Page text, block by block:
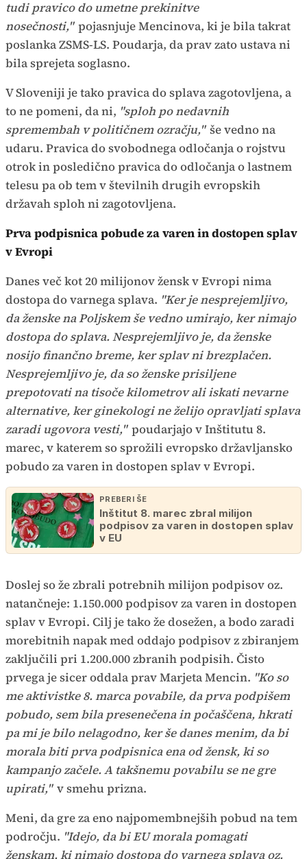
tudi pravico do umetne prekinitve
nosečnosti," pojasnjuje Mencinova, ki je bila takrat
poslanka ZSMS-LS. Poudarja, da prav zato ustava ni
bila sprejeta soglasno.
V Sloveniji je tako pravica do splava zagotovljena, a
to ne pomeni, da ni, "sploh po nedavnih
spremembah v političnem ozračju," še vedno na
udaru. Pravica do svobodnega odločanja o rojstvu
otrok in posledično pravica do odločanja o lastnem
telesu pa ob tem v številnih drugih evropskih
državah sploh ni zagotovljena.
Prva podpisnica pobude za varen in dostopen splav
v Evropi
Danes več kot 20 milijonov žensk v Evropi nima
dostopa do varnega splava. "Ker je nesprejemljivo,
da ženske na Poljskem še vedno umirajo, ker nimajo
dostopa do splava. Nesprejemljivo je, da ženske
nosijo finančno breme, ker splav ni brezplačen.
Nesprejemljivo je, da so ženske prisiljene
prepotovati na tisoče kilometrov ali iskati nevarne
alternative, ker ginekologi ne želijo opravljati splava
zaradi ugovora vesti," poudarjajo v Inštitutu 8.
marec, v katerem so sprožili evropsko državljansko
pobudo za varen in dostopen splav v Evropi.
PREBERI ŠE
Inštitut 8. marec zbral milijon
podpisov za varen in dostopen splav
v EU
Doslej so že zbrali potrebnih milijon podpisov oz.
natančneje: 1.150.000 podpisov za varen in dostopen
splav v Evropi. Cilj je tako že dosežen, a bodo zaradi
morebitnih napak med oddajo podpisov z zbiranjem
zaključili pri 1.200.000 zbranih podpisih. Čisto
prvega je sicer oddala prav Marjeta Mencin. "Ko so
me aktivistke 8. marca povabile, da prva podpišem
pobudo, sem bila presenečena in počaščena, hkrati
pa mi je bilo nelagodno, ker še danes menim, da bi
morala biti prva podpisnica ena od žensk, ki so
kampanjo začele. A takšnemu povabilu se ne gre
upirati," v smehu prizna.
Meni, da gre za eno najpomembnejših pobud na tem
področju. "Idejo, da bi EU morala pomagati
ženskam, ki nimajo dostopa do varnega splava oz.